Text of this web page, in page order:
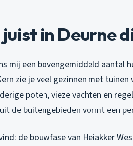
in Deurne
mij een bovengemiddeld aantal
zie je veel gezinnen met
poten, vieze vachten en
de buitengebieden vormt een
de bouwfase van Heiakker